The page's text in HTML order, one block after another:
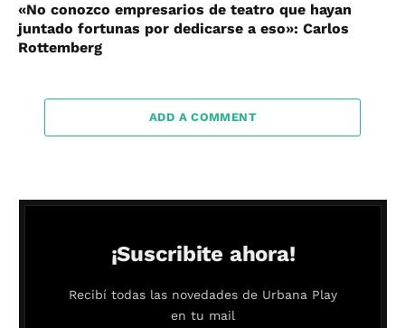
«No conozco empresarios de teatro que hayan
juntado fortunas por dedicarse a eso»: Carlos
Rottemberg
ADD A COMMENT
¡Suscribite ahora!
Recibí todas las novedades de Urbana Play
en tu mail